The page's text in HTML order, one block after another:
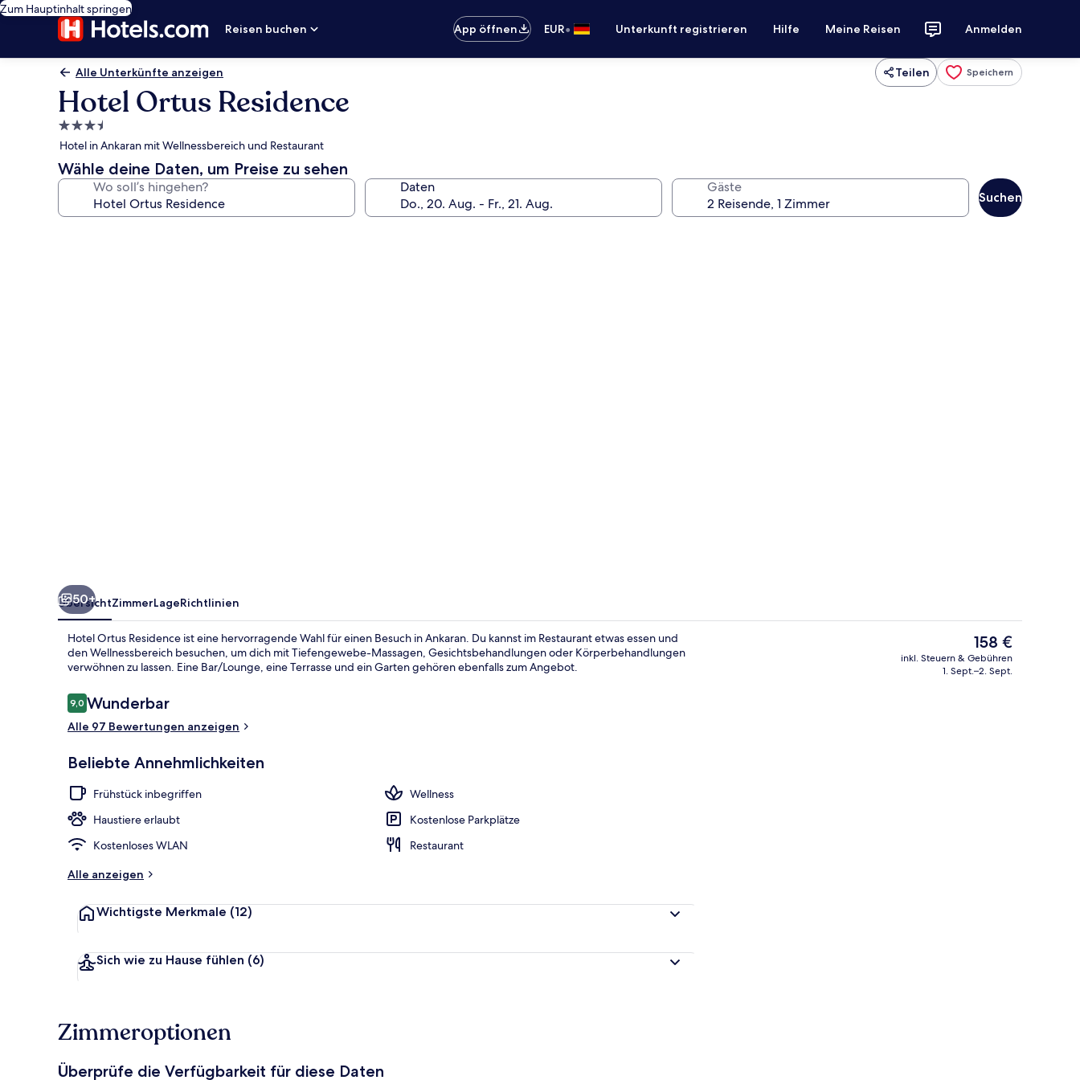
Zum Hauptinhalt springen
Reisen buchen
App öffnen EUR• Unterkunft registrieren Hilfe Meine Reisen Anmelden
Alle Unterkünfte anzeigen Teilen Speichern
Hotel Ortus Residence
3.5-
Sterne-
Unterkunft
Hotel in Ankaran mit Wellnessbereich und Restaurant
Wähle deine Daten, um Preise zu sehen
Wo soll’s hingehen? Daten Gäste
Suchen
50+
ÜbersichtZimmerLageRichtlinien
Hotel Ortus Residence ist eine hervorragende Wahl für einen Besuch in Ankaran. Du kannst im Restaurant etwas essen und
den Wellnessbereich besuchen, um dich mit Tiefengewebe-Massagen, Gesichtsbehandlungen oder Körperbehandlungen
verwöhnen zu lassen. Eine Bar/Lounge, eine Terrasse und ein Garten gehören ebenfalls zum Angebot.
Bewertungen
9,09,0 von 10.
Wunderbar
Alle 97 Bewertungen anzeigen
Beliebte Annehmlichkeiten
Frühstück inbegriffen
Wellness
Haustiere erlaubt
Kostenlose Parkplätze
Kostenloses WLAN
Restaurant
Alle anzeigen
Wichtigste Merkmale (12)
Sich wie zu Hause fühlen (6)
Der
aktuelle
Preis
158 €
inkl. Steuern & Gebühren
1. Sept.–2. Sept.
Zimmeroptionen
Überprüfe die Verfügbarkeit für diese Daten